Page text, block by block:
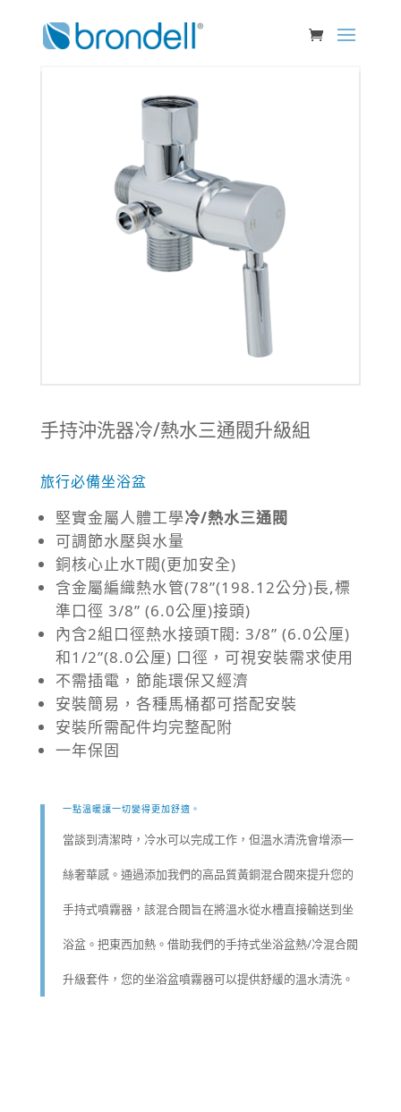
手持沖洗器冷/熱水三通閥升級組
旅行必備坐浴盆
堅實金屬人體工學冷/熱水三通閥
可調節水壓與水量
銅核心止水T閥(更加安全)
含金屬編織熱水管(78”(198.12公分)長,標
準口徑 3/8” (6.0公厘)接頭)
內含2組口徑熱水接頭T閥: 3/8” (6.0公厘)
和1/2”(8.0公厘) 口徑，可視安裝需求使用
不需插電，節能環保又經濟
安裝簡易，各種馬桶都可搭配安裝
安裝所需配件均完整配附
一年保固
一點溫暖讓一切變得更加舒適。
當談到清潔時，冷水可以完成工作，但溫水清洗會增添一
絲奢華感。通過添加我們的高品質黃銅混合閥來提升您的
手持式噴霧器，該混合閥旨在將溫水從水槽直接輸送到坐
浴盆。把東西加熱。借助我們的手持式坐浴盆熱/冷混合閥
升級套件，您的坐浴盆噴霧器可以提供舒緩的溫水清洗。